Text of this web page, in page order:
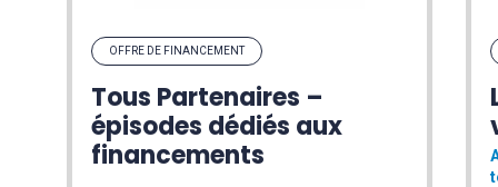
OFFRE DE FINANCEMENT
Tous Partenaires –
épisodes dédiés aux
financements